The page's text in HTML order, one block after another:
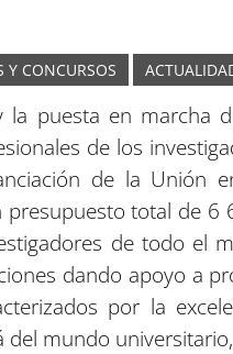
Y CONCURSOS
la puesta en marcha
de los
de la Unión
total de
de todo
dando apoyo a
por la
mundo